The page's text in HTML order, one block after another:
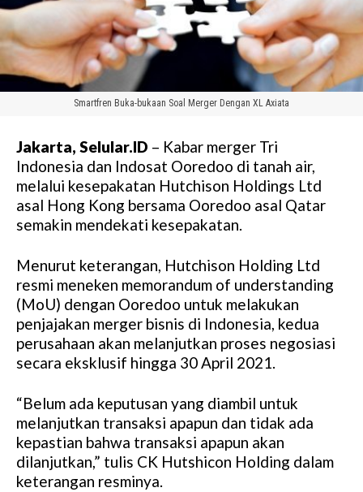
Smartfren Buka-bukaan Soal Merger Dengan XL Axiata
Jakarta, Selular.ID – Kabar merger Tri
Indonesia dan Indosat Ooredoo di tanah air,
melalui kesepakatan Hutchison Holdings Ltd
asal Hong Kong bersama Ooredoo asal Qatar
semakin mendekati kesepakatan.
Menurut keterangan, Hutchison Holding Ltd
resmi meneken memorandum of understanding
(MoU) dengan Ooredoo untuk melakukan
penjajakan merger bisnis di Indonesia, kedua
perusahaan akan melanjutkan proses negosiasi
secara eksklusif hingga 30 April 2021.
“Belum ada keputusan yang diambil untuk
melanjutkan transaksi apapun dan tidak ada
kepastian bahwa transaksi apapun akan
dilanjutkan,” tulis CK Hutshicon Holding dalam
keterangan resminya.